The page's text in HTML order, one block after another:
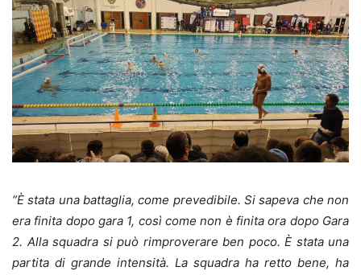
“È stata una battaglia, come prevedibile. Si sapeva che non
era finita dopo gara 1, così come non è finita ora dopo Gara
2. Alla squadra si può rimproverare ben poco. È stata una
partita di grande intensità. La squadra ha retto bene, ha